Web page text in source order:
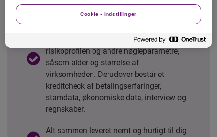
for kreditvurdering.
kreditmax, som er fastsat ud fra
risikoprofilen og andre nøgleparametre,
såsom alder og størrelse af
virksomheden. Derudover består et
kreditcheck af betalingserfaringer,
stamdata, økonomiske data, interview og
regnskaber.
Alt sammen leveret nemt og hurtigt til dig
Cookie - indstillinger